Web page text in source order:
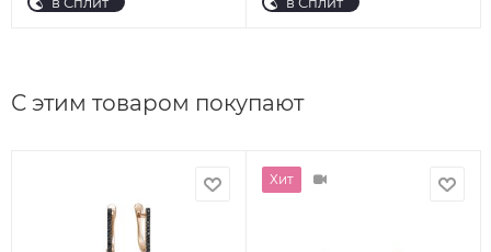
С этим товаром покупают
Хит